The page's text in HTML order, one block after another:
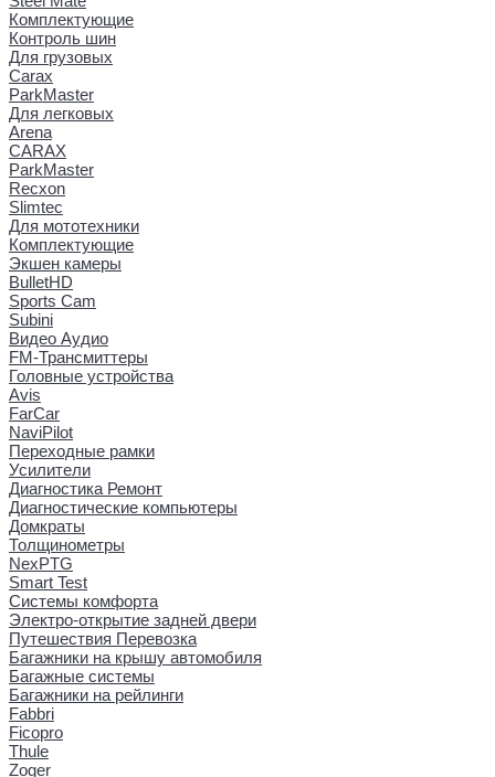
Комплектующие
Контроль шин
Для грузовых
Carax
ParkMaster
Для легковых
Arena
CARAX
ParkMaster
Recxon
Slimtec
Для мототехники
Комплектующие
Экшен камеры
BulletHD
Sports Cam
Subini
Видео Аудио
FM-Трансмиттеры
Головные устройства
Avis
FarCar
NaviPilot
Переходные рамки
Усилители
Диагностика Ремонт
Диагностические компьютеры
Домкраты
Толщинометры
NexPTG
Smart Test
Системы комфорта
Электро-открытие задней двери
Путешествия Перевозка
Багажники на крышу автомобиля
Багажные системы
Багажники на рейлинги
Fabbri
Ficopro
Thule
Zoger